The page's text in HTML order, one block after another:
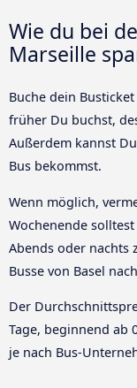
Wie du bei
Marseille
Buche dein
früher Du buchst,
Außerdem kannst
Bus bekommst.
Wenn möglich,
Wochenende
Abends oder nachts
Busse von Basel
Der
Tage, beginnend ab
je nach Bus-